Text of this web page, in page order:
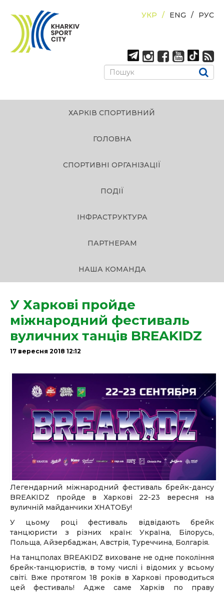
РУС
ENG
УКР
ХАРКІВ СПОРТИВНИЙ
ГОЛОВНА
СПОРТИВНІ ОРГАНІЗАЦІЇ
ПОДІЇ
ІНФРАСТРУКТУРА
ПАРТНЕРАМ
НАША КОМАНДА
У Харкові пройде
міжнародний фестиваль
вуличних танців BREAKIDZ
17 вересня 2018 12:12
Легендарний міжнародний фестиваль брейк-дансу
BREAKIDZ пройде в Харкові 22-23 вересня на
вуличній майданчики ХНАТОБу!
У цьому році фестиваль відвідають брейк
танцюристи з різних країн: Україна, Білорусь,
Польща, Айзербаджан, Австрія, Туреччина, Болгарія.
На танцполах BREAKIDZ виховане не одне покоління
брейк-танцюристів, в тому числі і відомих у всьому
світі. Вже протягом 18 років в Харкові проводиться
цей фестиваль! Адже саме Харків по праву